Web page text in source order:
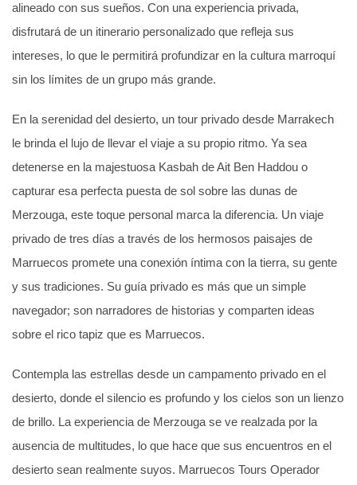
alineado con sus sueños. Con una experiencia privada,
disfrutará de un itinerario personalizado que refleja sus
intereses, lo que le permitirá profundizar en la cultura marroquí
sin los límites de un grupo más grande.
En la serenidad del desierto, un tour privado desde Marrakech
le brinda el lujo de llevar el viaje a su propio ritmo. Ya sea
detenerse en la majestuosa Kasbah de Ait Ben Haddou o
capturar esa perfecta puesta de sol sobre las dunas de
Merzouga, este toque personal marca la diferencia. Un viaje
privado de tres días a través de los hermosos paisajes de
Marruecos promete una conexión íntima con la tierra, su gente
y sus tradiciones. Su guía privado es más que un simple
navegador; son narradores de historias y comparten ideas
sobre el rico tapiz que es Marruecos.
Contempla las estrellas desde un campamento privado en el
desierto, donde el silencio es profundo y los cielos son un lienzo
de brillo. La experiencia de Merzouga se ve realzada por la
ausencia de multitudes, lo que hace que sus encuentros en el
desierto sean realmente suyos. Marruecos Tours Operador